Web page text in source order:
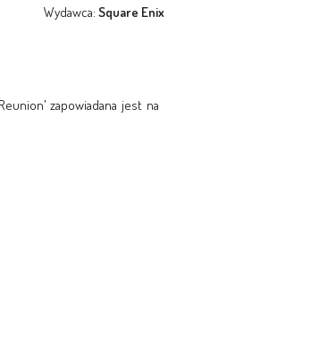
Wydawca: Square Enix
zapowiadana jest na